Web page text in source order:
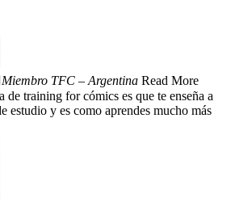
Miembro TFC – Argentina Read More
de training for cómics es que te enseña a
estudio y es como aprendes mucho más